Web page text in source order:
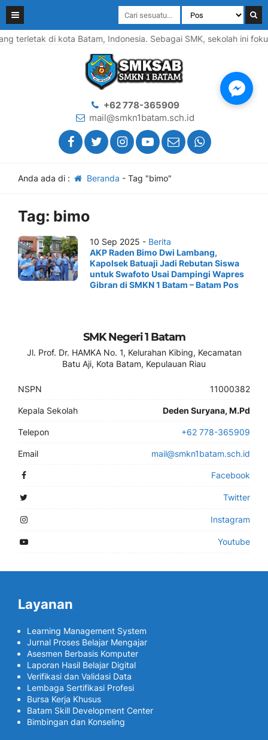
terletak di kota Batam, Indonesia. Sebagai SMK, sekolah ini
+62 778-365909
mail@smkn1batam.sch.id
Anda ada di : Beranda - Tag "bimo"
Tag: bimo
10 Sep 2025 - Berita
AKP Raden Bimo Dwi Lambang,
Kapolsek Batuaji Jadi Rebutan Siswa
untuk Swafoto Usai Dampingi Wapres
Gibran di SMKN 1 Batam – Batam Pos
SMK Negeri 1 Batam
Jl. Prof. Dr. HAMKA No. 1, Kelurahan Kibing, Kecamatan
Batu Aji, Kota Batam, Kepulauan Riau
NSPN 11000382
Kepala Sekolah Deden Suryana, M.Pd
Telepon +62 778-365909
Email mail@smkn1batam.sch.id
Facebook
Twitter
Instagram
Youtube
Layanan
Learning Management System
Jurnal Proses Belajar Mengajar
Asesmen Berbasis Komputer
Laporan Hasil Belajar Digital
Verifikasi dan Validasi Data
Lembaga Sertifikasi Profesi
Bursa Kerja Khusus
Batam Skill Development Center
Bimbingan dan Konseling